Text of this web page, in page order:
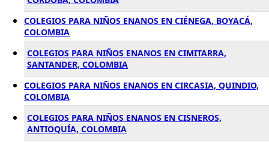
COLEGIOS PARA NIÑOS ENANOS EN CIÉNEGA, BOYACÁ,
COLOMBIA
COLEGIOS PARA NIÑOS ENANOS EN CIMITARRA,
SANTANDER, COLOMBIA
COLEGIOS PARA NIÑOS ENANOS EN CIRCASIA, QUINDIO,
COLOMBIA
COLEGIOS PARA NIÑOS ENANOS EN CISNEROS,
ANTIOQUÍA, COLOMBIA